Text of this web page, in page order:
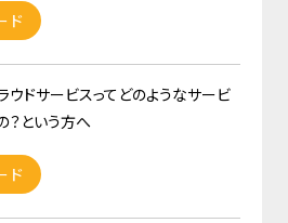
ド
ウドサービスってどのようなサービ
？という方へ
ド